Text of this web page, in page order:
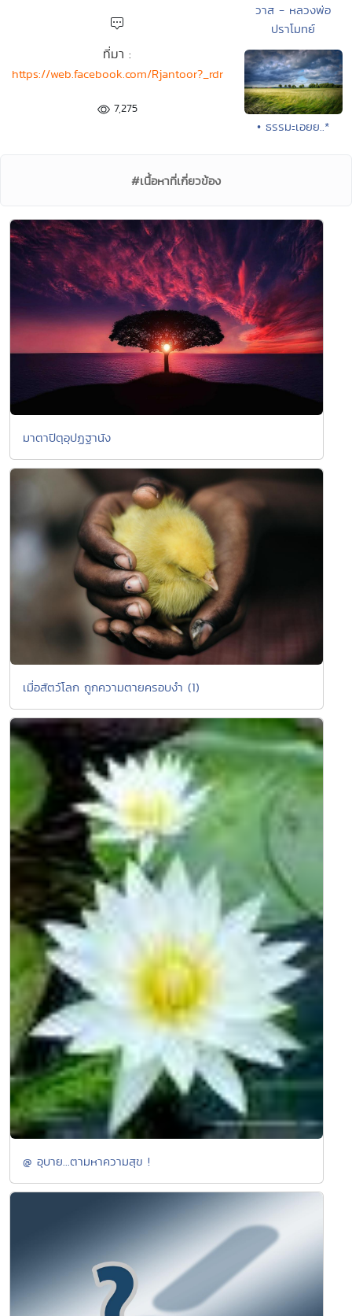
ที่มา :
https://web.facebook.com/Rjantoor?_rdr
7,275
วาส - หลวงพ่อ
ปราโมทย์
• ธรรมะเอยย..*
#เนื้อหาที่เกี่ยวข้อง
มาตาปิตุอุปฏฐานัง
เมื่อสัตว์โลก ถูกความตายครอบงำ (1)
@ อุบาย...ตามหาความสุข !